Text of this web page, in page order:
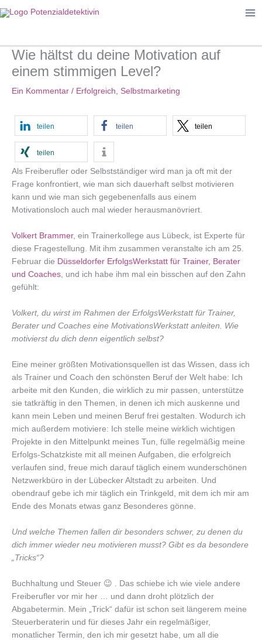
Inhalt
Wie hältst du deine Motivation auf
einem stimmigen Level?
Ein Kommentar / Erfolgreich, Selbstmarketing
teilen teilen teilen
teilen
Als Freiberufler oder Selbstständiger wird man ja oft mit der
Frage konfrontiert, wie man sich dauerhaft selbst motivieren
kann und wie man sich gegebenenfalls aus einem
Motivationsloch auch mal wieder herausmanövriert.
Volkert Brammer, ein Trainerkollege aus Lübeck, ist Experte für
diese Fragestellung. Mit ihm zusammen veranstalte ich am 25.
Februar die Düsseldorfer ErfolgsWerkstatt für Trainer, Berater
und Coaches, und ich habe ihm mal ein bisschen auf den Zahn
gefühlt:
Volkert, du wirst im Rahmen der ErfolgsWerkstatt für Trainer,
Berater und Coaches eine MotivationsWerkstatt anleiten. Wie
motivierst du dich denn eigentlich selbst?
Eine meiner größten Motivationsquellen ist das Wissen, dass ich
als Trainer und Coach den schönsten Beruf der Welt habe: Ich
arbeite mit den Kunden, die wirklich zu mir passen, unterstütze
sie tatkräftig in den Themen, in denen ich mich auskenne und
kann mein Leben und meinen Beruf frei gestalten. Wodurch ich
mich außerdem motiviere: Ich stelle meine wirklich wichtigen
Projekte in den Mittelpunkt meines Tun, fülle regelmäßig meine
Erfolgs-Schatzkiste mit all meinen Aufgaben, die erfolgreich
verlaufen sind, freue mich darauf täglich einem wunderschönen
Netzwerkbüro in der Lübecker Altstadt zu arbeiten. Und
obendrauf gebe ich mir täglich ein Trinkgeld, mit dem ich mir am
Ende des Monats etwas ganz Besonderes gönne.
Und welche Themen fallen dir besonders schwer, zu denen du
dich immer wieder neu motivieren musst? Gibt es da besondere
„Tricks“?
Buchhaltung und Steuer 😉 . Das schiebe ich wie viele andere
Freiberufler vor mir her … und dann droht plötzlich der
Abgabetermin. Mein „Trick“ dafür ist schon seit längerem meine
Steuerberaterin und für dieses Jahr ein regelmäßiger,
monatlicher Termin, den ich mir gesetzt habe, um all die